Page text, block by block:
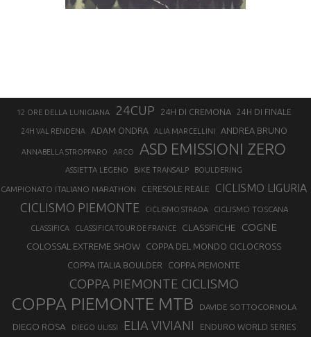
12 ORE DELLA LUNIGIANA 24CUP 24H DI CREMONA 24H DI FINALE
24H VAL RENDENA ADAM ONDRA ALIA MARCELLINI ANDREA BRUNO
ANNABELLA STROPPARO ARCO ASD EMISSIONI ZERO
ASSIETTA LEGEND BIKE TRANSALP BOULDERING
CAMPIONATO ITALIANO MARATHON CERESOLE REALE CICLISMO LIGURIA
CICLISMO PIEMONTE CICLISMO STRADA CICLISMO TOSCANA
CLASSIFICA CLASSIFICA TOUR DE FRANCE CLASSIFICHE COGNE
COLOSSAL EXTREME SHOW
COPPA DEL MONDO CICLOCROSS
COPPA ITALIA BOULDER
COPPA PIEMONTE
COPPA PIEMONTE CICLISMO
COPPA PIEMONTE MTB DAVIDE SOTTOCORNOLA
DIEGO ROSA DIEGO ULISSI ELIA VIVIANI ENDURO WORLD SERIES